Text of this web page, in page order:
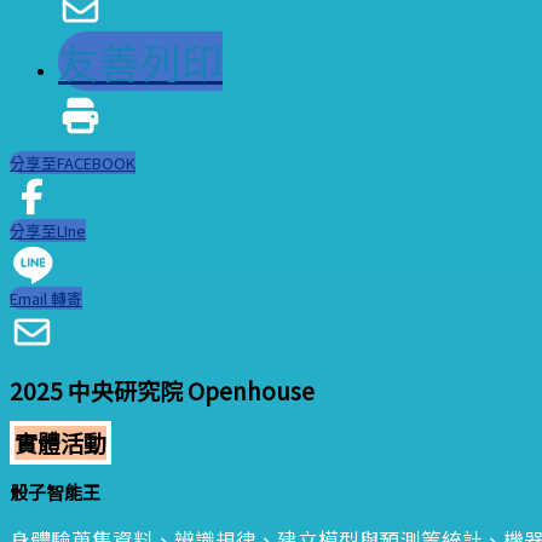
友善列印
分享至FACEBOOK
分享至LIne
Email 轉寄
2025 中央研究院 Openhouse
實體活動
骰子智能王